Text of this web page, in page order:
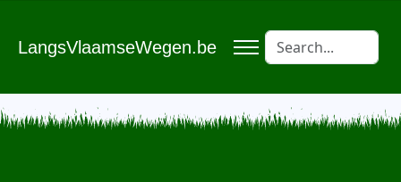
LangsVlaamseWegen.be